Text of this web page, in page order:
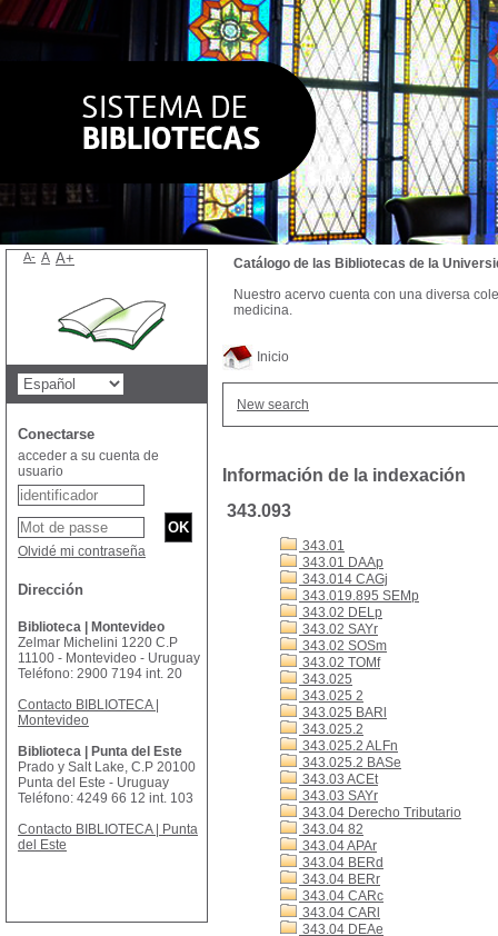
Inicio
New search
Información de la indexación
343.093
343.01
343.01 DAAp
343.014 CAGj
343.019.895 SEMp
343.02 DELp
343.02 SAYr
343.02 SOSm
343.02 TOMf
343.025
343.025 2
343.025 BARl
343.025.2
343.025.2 ALFn
343.025.2 BASe
343.03 ACEt
343.03 SAYr
343.04 Derecho Tributario
343.04 82
343.04 APAr
343.04 BERd
343.04 BERr
343.04 CARc
343.04 CARl
343.04 DEAe
Catálogo de las Bibliotecas de la
Nuestro acervo cuenta con una diversa
medicina.
A- A A+
Conectarse
acceder a su cuenta de
usuario
Olvidé mi contraseña
Dirección
Biblioteca | Montevideo
Zelmar Michelini 1220 C.P
11100 - Montevideo - Uruguay
Teléfono: 2900 7194 int. 20
Contacto BIBLIOTECA |
Montevideo
Biblioteca | Punta del Este
Prado y Salt Lake, C.P 20100
Punta del Este - Uruguay
Teléfono: 4249 66 12 int. 103
Contacto BIBLIOTECA | Punta
del Este